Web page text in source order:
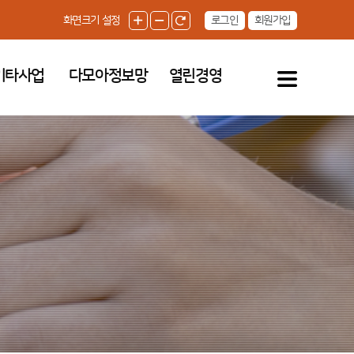
화면크기 설정 로그인 회원가입
타사업 다모아정보망 열린경영